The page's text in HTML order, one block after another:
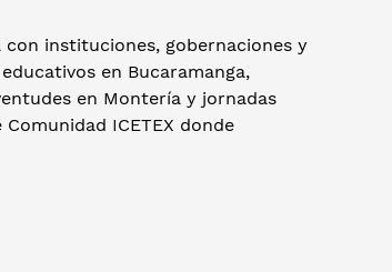
instituciones, gobernaciones y
en Bucaramanga,
en Montería y jornadas
ICETEX donde